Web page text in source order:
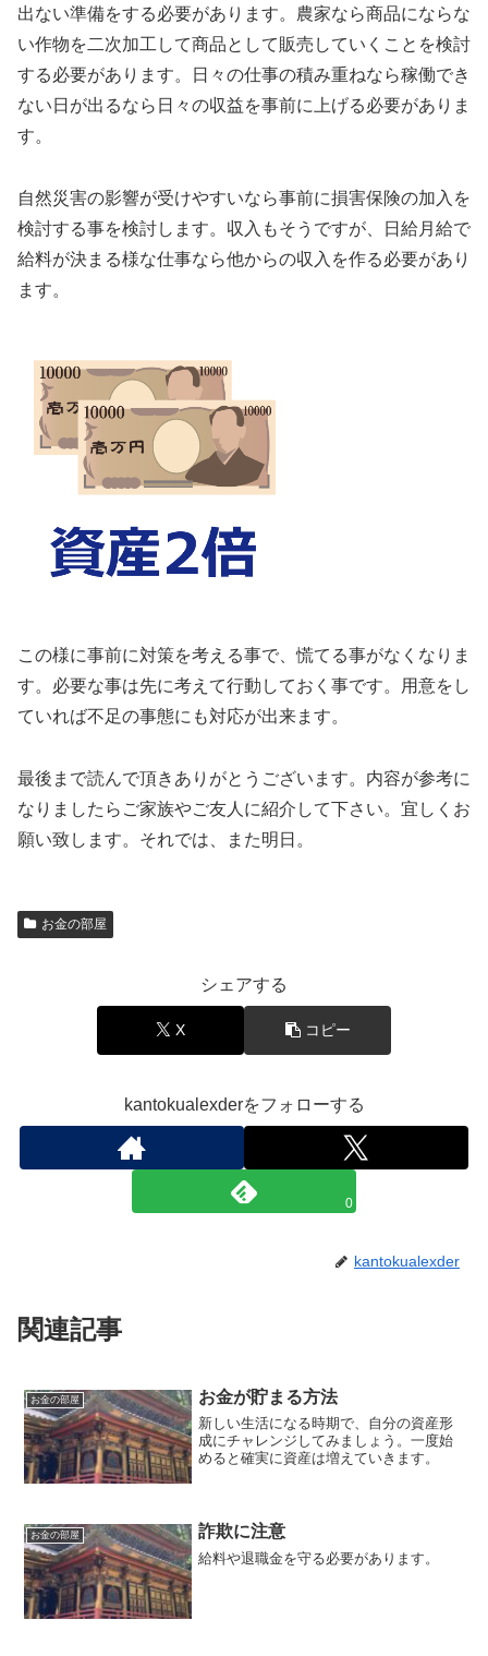
出ない準備をする必要があります。農家なら商品にならな
い作物を二次加工して商品として販売していくことを検討
する必要があります。日々の仕事の積み重ねなら稼働でき
ない日が出るなら日々の収益を事前に上げる必要がありま
す。
自然災害の影響が受けやすいなら事前に損害保険の加入を
検討する事を検討します。収入もそうですが、日給月給で
給料が決まる様な仕事なら他からの収入を作る必要があり
ます。
この様に事前に対策を考える事で、慌てる事がなくなりま
す。必要な事は先に考えて行動しておく事です。用意をし
ていれば不足の事態にも対応が出来ます。
最後まで読んで頂きありがとうございます。内容が参考に
なりましたらご家族やご友人に紹介して下さい。宜しくお
願い致します。それでは、また明日。
お金の部屋
シェアする
X コピー
kantokualexderをフォローする
0
kantokualexder
関連記事
お金の部屋 お金が貯まる方法
新しい生活になる時期で、自分の資産形
成にチャレンジしてみましょう。一度始
めると確実に資産は増えていきます。
お金の部屋 詐欺に注意
給料や退職金を守る必要があります。